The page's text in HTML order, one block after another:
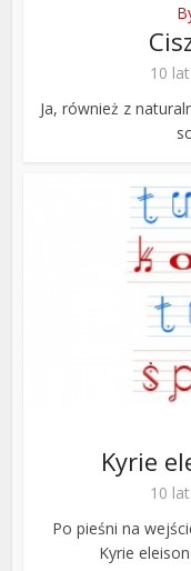
10
Ja, również z
Kyrie
10
Po pieśni na
Kyrie